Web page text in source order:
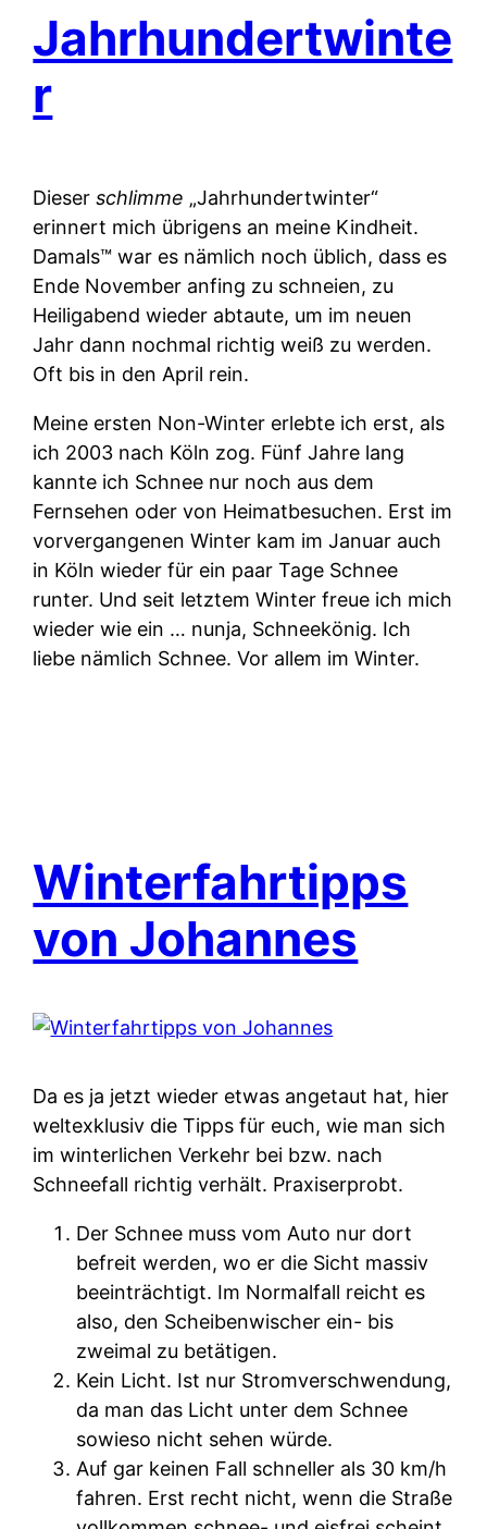
Jahrhundertwinte
r
Dieserschlimme „Jahrhundertwinter“
erinnert mich übrigens an meine Kindheit.
Damals™ war es nämlich noch üblich, dass es
Ende November anfing zu schneien, zu
Heiligabend wieder abtaute, um im neuen
Jahr dann nochmal richtig weiß zu werden.
Oft bis in den April rein.
Meine ersten Non-Winter erlebte ich erst, als
ich 2003 nach Köln zog. Fünf Jahre lang
kannte ich Schnee nur noch aus dem
Fernsehen oder von Heimatbesuchen. Erst im
vorvergangenen Winter kam im Januar auch
in Köln wieder für ein paar Tage Schnee
runter. Und seit letztem Winter freue ich mich
wieder wie ein … nunja, Schneekönig. Ich
liebe nämlich Schnee. Vor allem im Winter.
Winterfahrtipps
von Johannes
Da es ja jetzt wieder etwas angetaut hat, hier
weltexklusiv die Tipps für euch, wie man sich
im winterlichen Verkehr bei bzw. nach
Schneefall richtig verhält. Praxiserprobt.
Der Schnee muss vom Auto nur dort
befreit werden, wo er die Sicht massiv
beeinträchtigt. Im Normalfall reicht es
also, den Scheibenwischer ein- bis
zweimal zu betätigen.
Kein Licht. Ist nur Stromverschwendung,
da man das Licht unter dem Schnee
sowieso nicht sehen würde.
Auf gar keinen Fall schneller als 30 km/h
fahren. Erst recht nicht, wenn die Straße